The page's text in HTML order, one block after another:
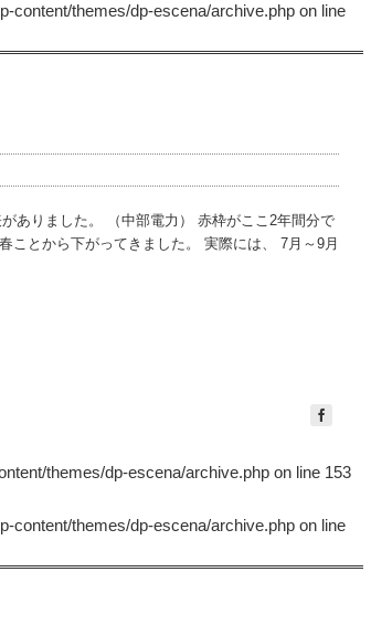
content/themes/dp-escena/archive.php on line
ありました。 （中部電力） 赤枠がここ2年間分で
ことから下がってきました。 実際には、 7月～9月
themes/dp-escena/archive.php on line 153
content/themes/dp-escena/archive.php on line